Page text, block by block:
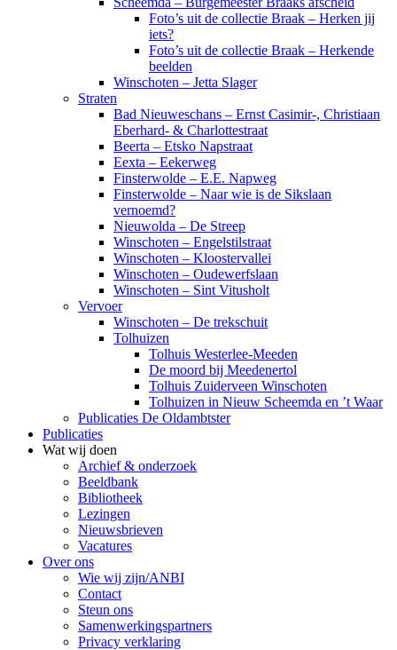
Foto’s uit de collectie Braak – Herken jij
iets?
Foto’s uit de collectie Braak – Herkende
beelden
Winschoten – Jetta Slager
Straten
Bad Nieuweschans – Ernst Casimir-, Christiaan
Eberhard- & Charlottestraat
Beerta – Etsko Napstraat
Eexta – Eekerweg
Finsterwolde – E.E. Napweg
Finsterwolde – Naar wie is de Sikslaan
vernoemd?
Nieuwolda – De Streep
Winschoten – Engelstilstraat
Winschoten – Kloostervallei
Winschoten – Oudewerfslaan
Winschoten – Sint Vitusholt
Vervoer
Winschoten – De trekschuit
Tolhuizen
Tolhuis Westerlee-Meeden
De moord bij Meedenertol
Tolhuis Zuiderveen Winschoten
Tolhuizen in Nieuw Scheemda en ’t Waar
Publicaties De Oldambtster
Publicaties
Wat wij doen
Archief & onderzoek
Beeldbank
Bibliotheek
Lezingen
Nieuwsbrieven
Vacatures
Over ons
Wie wij zijn/ANBI
Contact
Steun ons
Samenwerkingspartners
Privacy verklaring